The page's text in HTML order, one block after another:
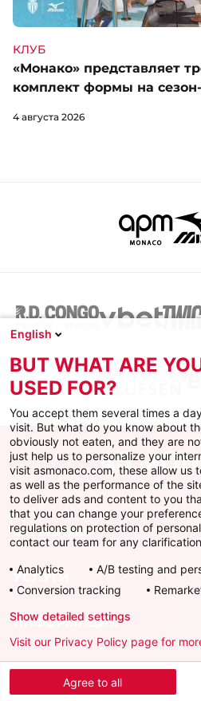
КЛУБ
«Монако» представляет
комплект формы на
4 августа 2026
ФК Монако
УСЛУГИ
ИНФОРМАЦИЯ
Скачать официальное
English
BUT WHAT ARE
USED FOR?
You accept them several times a
visit. But what do you know about
obviously not eaten, and they are
just help us to personalize your
visit asmonaco.com, these allow us
as well as the performance of the
to deliver ads and content to you
that you can change your
regulations on protection of
contact our team for any
Analytics
A/B testing and
Conversion tracking
Agree to all
Show detailed settings
Visit our Privacy Policy page for